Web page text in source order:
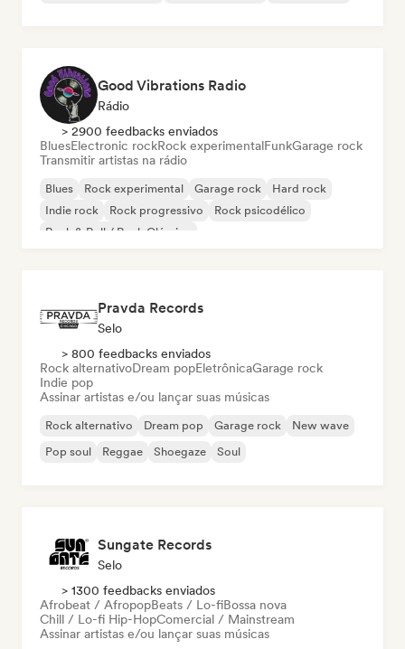
Good Vibrations Radio
Rádio
> 2900 feedbacks enviados
BluesElectronic rockRock experimentalFunkGarage rock
Transmitir artistas na rádio
Blues Rock experimental Garage rock
Hard rock
Indie rock
Rock progressivo
Rock psicodélico
Rock & Roll / Rock Clássico
Pravda Records
Selo
> 800 feedbacks enviados
Rock alternativoDream popEletrônicaGarage rock
Indie pop
Assinar artistas e/ou lançar suas músicas
Rock alternativo Dream pop Garage rock
New wave
Pop soul
Reggae Shoegaze Soul
Sungate Records
Selo
> 1300 feedbacks enviados
Afrobeat / AfropopBeats / Lo-fiBossa nova
Chill / Lo-fi Hip-HopComercial / Mainstream
Assinar artistas e/ou lançar suas músicas